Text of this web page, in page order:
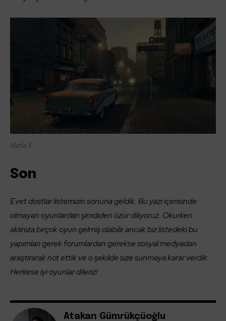
Mafia II
Son
Evet dostlar listemizin sonuna geldik. Bu yazı içerisinde
olmayan oyunlardan şimdiden özür diliyoruz. Okurken
aklınıza birçok oyun gelmiş olabilir ancak biz listedeki bu
yapımları gerek forumlardan gerekse sosyal medyadan
araştırarak not ettik ve o şekilde size sunmaya karar verdik.
Herkese iyi oyunlar dileriz!
Atakan Gümrükçüoğlu